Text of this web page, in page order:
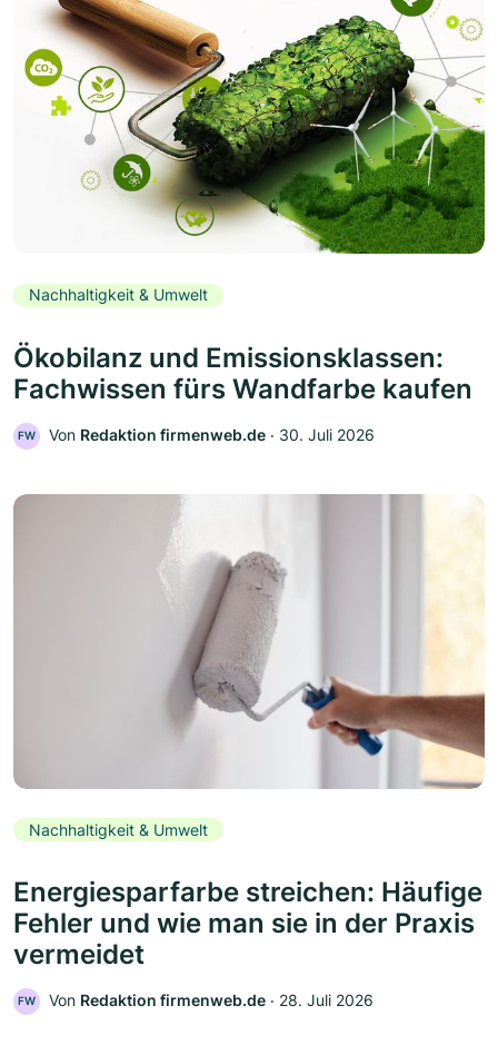
Nachhaltigkeit & Umwelt
Ökobilanz und Emissionsklassen:
Fachwissen fürs Wandfarbe kaufen
FW Von Redaktion firmenweb.de ‧ 30. Juli 2026
Nachhaltigkeit & Umwelt
Energiesparfarbe streichen: Häufige
Fehler und wie man sie in der Praxis
vermeidet
FW Von Redaktion firmenweb.de ‧ 28. Juli 2026